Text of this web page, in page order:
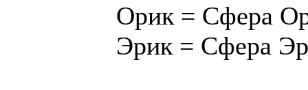
Орик = Сфера
Эрик = Сфера